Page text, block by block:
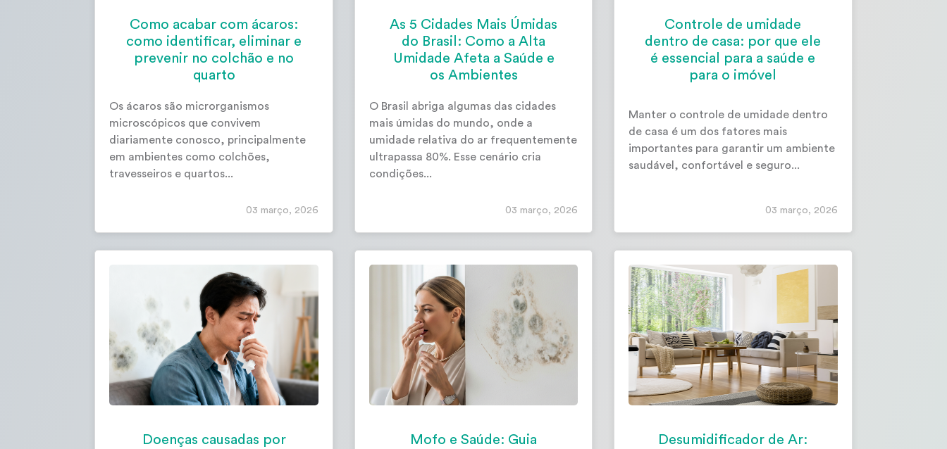
Como acabar com ácaros:
como identificar, eliminar e
prevenir no colchão e no
quarto
Os ácaros são microrganismos
microscópicos que convivem
diariamente conosco, principalmente
em ambientes como colchões,
travesseiros e quartos...
03 março, 2026
As 5 Cidades Mais Úmidas
do Brasil: Como a Alta
Umidade Afeta a Saúde e
os Ambientes
O Brasil abriga algumas das cidades
mais úmidas do mundo, onde a
umidade relativa do ar frequentemente
ultrapassa 80%. Esse cenário cria
condições...
03 março, 2026
Controle de umidade
dentro de casa: por que ele
é essencial para a saúde e
para o imóvel
Manter o controle de umidade dentro
de casa é um dos fatores mais
importantes para garantir um ambiente
saudável, confortável e seguro...
03 março, 2026
Doenças causadas por
Mofo e Saúde: Guia
Desumidificador de Ar: